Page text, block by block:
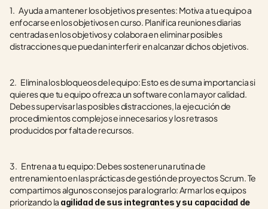
1.    Ayuda a mantener los objetivos presentes: Motiva a tu equipo a
enfocarse en los objetivos en curso. Planifica reuniones diarias
centradas en los objetivos y colabora en eliminar posibles
distracciones que puedan interferir en alcanzar dichos objetivos.
2.    Elimina los bloqueos del equipo: Esto es de suma importancia si
quieres que tu equipo ofrezca un software con la mayor calidad.
Debes supervisar las posibles distracciones, la ejecución de
procedimientos complejos e innecesarios y los retrasos
producidos por falta de recursos.
3.    Entrena a tu equipo: Debes sostener una rutina de
entrenamiento en las prácticas de gestión de proyectos Scrum. Te
compartimos algunos consejos para lograrlo: Armar los equipos
priorizando la agilidad de sus integrantes y su capacidad de